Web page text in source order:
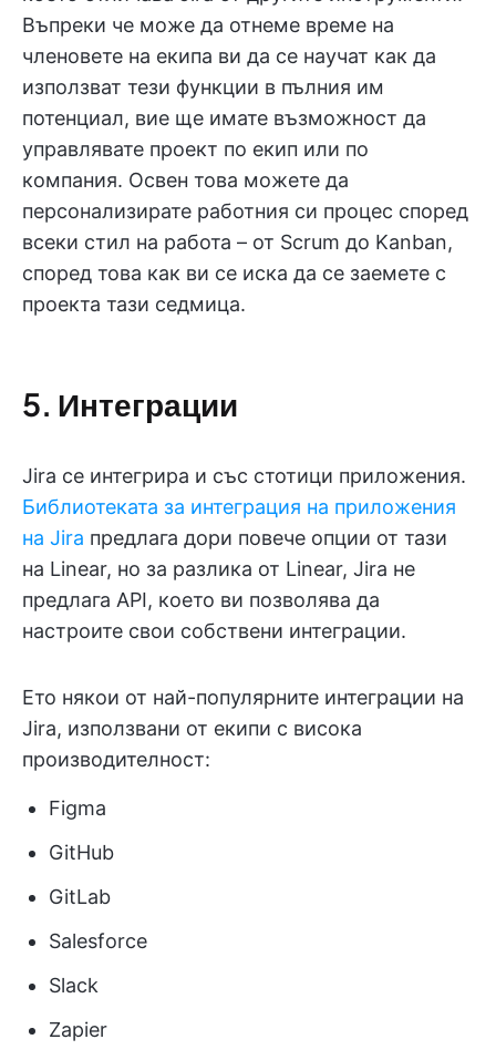
Въпреки че може да отнеме време на
членовете на екипа ви да се научат как да
използват тези функции в пълния им
потенциал, вие ще имате възможност да
управлявате проект по екип или по
компания. Освен това можете да
персонализирате работния си процес според
всеки стил на работа – от Scrum до Kanban,
според това как ви се иска да се заемете с
проекта тази седмица.
5. Интеграции
Jira се интегрира и със стотици приложения.
Библиотеката за интеграция на приложения
на Jira предлага дори повече опции от тази
на Linear, но за разлика от Linear, Jira не
предлага API, което ви позволява да
настроите свои собствени интеграции.
Ето някои от най-популярните интеграции на
Jira, използвани от екипи с висока
производителност:
Figma
GitHub
GitLab
Salesforce
Slack
Zapier